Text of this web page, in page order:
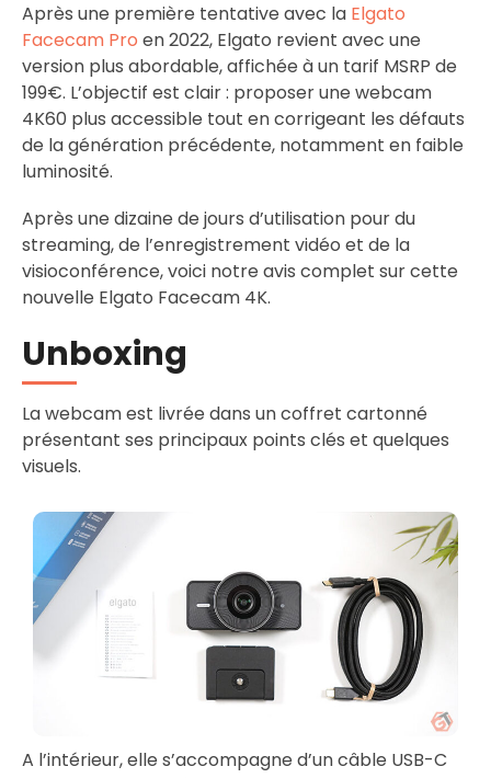
Après une première tentative avec la Elgato
Facecam Pro en 2022, Elgato revient avec une
version plus abordable, affichée à un tarif MSRP de
199€. L’objectif est clair : proposer une webcam
4K60 plus accessible tout en corrigeant les défauts
de la génération précédente, notamment en faible
luminosité.
Après une dizaine de jours d’utilisation pour du
streaming, de l’enregistrement vidéo et de la
visioconférence, voici notre avis complet sur cette
nouvelle Elgato Facecam 4K.
Unboxing
La webcam est livrée dans un coffret cartonné
présentant ses principaux points clés et quelques
visuels.
A l’intérieur, elle s’accompagne d’un câble USB-C